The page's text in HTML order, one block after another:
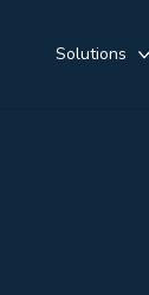
Solutions